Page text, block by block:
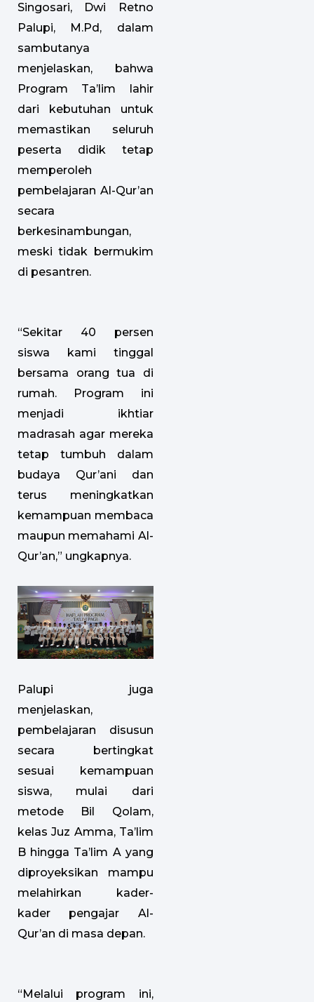
Singosari, Dwi Retno
Palupi, M.Pd, dalam
sambutanya
menjelaskan, bahwa
Program Ta’lim lahir
dari kebutuhan untuk
memastikan seluruh
peserta didik tetap
memperoleh
pembelajaran Al-Qur’an
secara
berkesinambungan,
meski tidak bermukim
di pesantren.
“Sekitar 40 persen
siswa kami tinggal
bersama orang tua di
rumah. Program ini
menjadi ikhtiar
madrasah agar mereka
tetap tumbuh dalam
budaya Qur’ani dan
terus meningkatkan
kemampuan membaca
maupun memahami Al-
Qur’an,” ungkapnya.
Palupi juga
menjelaskan,
pembelajaran disusun
secara bertingkat
sesuai kemampuan
siswa, mulai dari
metode Bil Qolam,
kelas Juz Amma, Ta’lim
B hingga Ta’lim A yang
diproyeksikan mampu
melahirkan kader-
kader pengajar Al-
Qur’an di masa depan.
“Melalui program ini,